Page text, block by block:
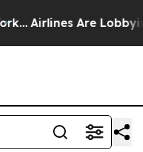
Airlines Are Lobbying